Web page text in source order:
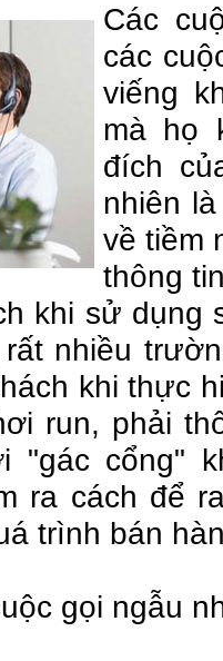
Các
các
viếng
mà họ
đích
nhiên
về tiềm
thông
khi sử dụng
nhiều
khi thực
run, phải
"gác cổng"
ra cách để
trình bán
gọi ngẫu